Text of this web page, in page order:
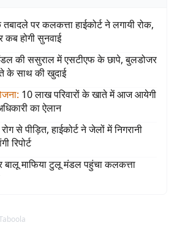
पर कलकत्ता हाईकोर्ट ने लगायी रोक,
कब होगी सुनवाई
की ससुराल में एसटीएफ के छापे, बुलडोजर
के साथ की खुदाई
: 10 लाख परिवारों के खाते में आज आयेगी
का ऐलान
से पीड़ित, हाईकोर्ट ने जेलों में निगरानी
रिपोर्ट
बालू माफिया टुलू मंडल पहुंचा कलकत्ता